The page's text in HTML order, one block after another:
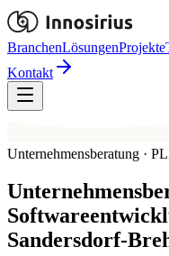
BranchenLösungenProjekte
Kontakt
Unternehmensberatung ·
Sandersdorf-